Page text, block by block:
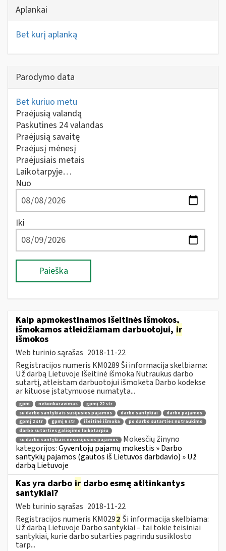
Aplankai
Bet kurį aplanką
Parodymo data
Bet kuriuo metu
Praėjusią valandą
Paskutines 24 valandas
Praėjusią savaitę
Praėjusį mėnesį
Praėjusiais metais
Laikotarpyje…
Nuo
Iki
Paieška
Kaip apmokestinamos išeitinės išmokos,
išmokamos atleidžiamam darbuotojui, ir
išmokos
Web turinio sąrašas 2018-11-22
Registracijos numeris KM0289 Ši informacija skelbiama:
Už darbą Lietuvoje Išeitinė išmoka Nutraukus darbo
sutartį, atleistam darbuotojui išmokėta Darbo kodekse
ar kituose įstatymuose numatyta...
gpm nekonkuravimas
gpmį 22 str
su darbo santykiais susijusios pajamos
darbo santykiai
darbo pajamos
gpmį 2 str
gpmį 6 str išeitinė išmoka
po darbo sutarties nutraukimo
darbo sutarties galiojimo laikotarpiu
su darbo santykiais nesusijusios pajamos
Mokesčių žinyno
kategorijos:Gyventojų pajamų mokestis » Darbo
santykių pajamos (gautos iš Lietuvos darbdavio) » Už
darbą Lietuvoje
Kas yra darbo ir darbo esmę atitinkantys
santykiai?
Web turinio sąrašas 2018-11-22
Registracijos numeris KM0292 Ši informacija skelbiama:
Už darbą Lietuvoje Darbo santykiai – tai tokie teisiniai
santykiai, kurie darbo sutarties pagrindu susiklosto
tarp...